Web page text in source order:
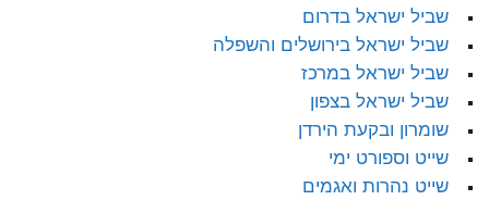
שביל ישראל בדרום
שביל ישראל בירושלים והשפלה
שביל ישראל במרכז
שביל ישראל בצפון
שומרון ובקעת הירדן
שייט וספורט ימי
שייט נהרות ואגמים